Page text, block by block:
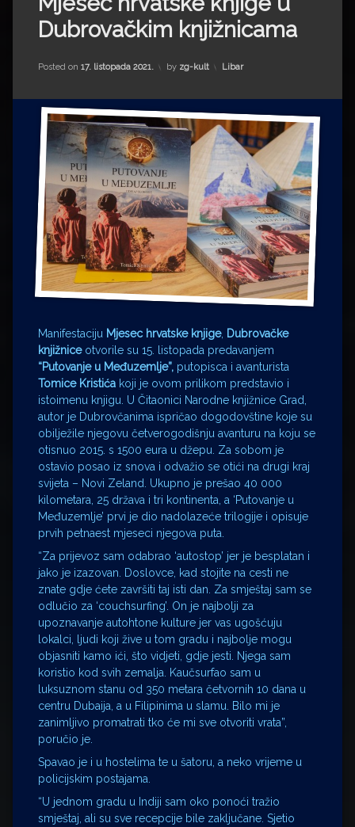
Impressum
Milenko Strižak
Drugi autori
Drugi autori
Ljiljana Lekanić-Kljaić
Željko Krznarić
Mario Lovreković
Miroslav Šantek
Dubrovačkim knjižnicama
Posted on 17. listopada 2021. by zg-kult Kategorije:
Libar
Manifestaciju Mjesec hrvatske knjige, Dubrovačke
knjižniceotvorile su 15. listopada predavanjem
“Putovanje u Međuzemlje”, putopisca i avanturista
Tomice Kristića koji je ovom prilikom predstavio i
istoimenu knjigu. U Čitaonici Narodne knjižnice Grad,
autor je Dubrovčanima ispričao dogodovštine koje su
obilježile njegovu četverogodišnju avanturu na koju se
otisnuo 2015. s 1500 eura u džepu. Za sobom je
ostavio posao iz snova i odvažio se otići na drugi kraj
svijeta – Novi Zeland. Ukupno je prešao 40 000
kilometara, 25 država i tri kontinenta, a ‘Putovanje u
Međuzemlje’ prvi je dio nadolazeće trilogije i opisuje
prvih petnaest mjeseci njegova puta.
“Za prijevoz sam odabrao ‘autostop’ jer je besplatan i
jako je izazovan. Doslovce, kad stojite na cesti ne
znate gdje ćete završiti taj isti dan. Za smještaj sam se
odlučio za ‘couchsurfing’. On je najbolji za
upoznavanje autohtone kulture jer vas ugošćuju
lokalci, ljudi koji žive u tom gradu i najbolje mogu
objasniti kamo ići, što vidjeti, gdje jesti. Njega sam
koristio kod svih zemalja. Kaučsurfao sam u
luksuznom stanu od 350 metara četvornih 10 dana u
centru Dubaija, a u Filipinima u slamu. Bilo mi je
zanimljivo promatrati tko će mi sve otvoriti vrata”,
poručio je.
Spavao je i u hostelima te u šatoru, a neko vrijeme u
policijskim postajama.
“U jednom gradu u Indiji sam oko ponoći tražio
smještaj, ali su sve recepcije bile zaključane. Sjetio